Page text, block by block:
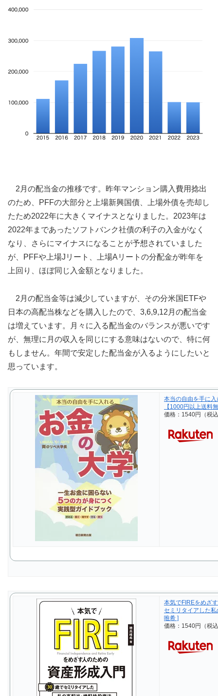
2月の配当金の推移です。昨年マンション購入費用捻出
のため、PFFの大部分と上場新興国債、上場外債を売却し
たため2022年に大きくマイナスとなりました。2023年は
2022年まであったソフトバンク社債の利子の入金がなく
なり、さらにマイナスになることが予想されていました
が、PFFや上場Jリート、上場Aリートの分配金が昨年を
上回り、ほぼ同じ入金額となりました。
2月の配当金等は減少していますが、その分米国ETFや
日本の高配当株などを購入したので、3,6,9,12月の配当金
は増えています。月々に入る配当金のバランスが悪いです
が、無理に月の収入を同じにする意味はないので、特に何
もしません。年間で安定した配当金が入るようにしたいと
思っています。
本当の自由を手に
【1000円以上送料
価格：1540円（税
本気でFIREをめざ
セミリタイアした
唯希 ]
価格：1540円（税